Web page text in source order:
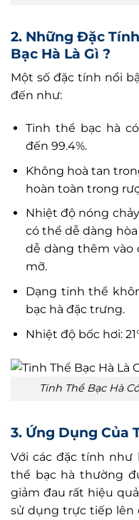
2. Những Đặc
Bạc Hà Là Gì ?
Một số đặc tính nổi
đến như:
Tinh thể bạc hà
đến 99.4%.
Không hoà tan
hoàn toàn trong
Nhiệt độ nóng
có thể dễ dàng
dễ dàng thêm vào
mỡ.
Dạng tinh thể
bạc hà đặc trưng.
Nhiệt độ bốc hơi:
Tinh Thể Bạc Hà
3. Ứng Dụng Của
Với các đặc tính như
thể bạc hà thường
giảm đau rất hiệu
sử dụng trực tiếp lên